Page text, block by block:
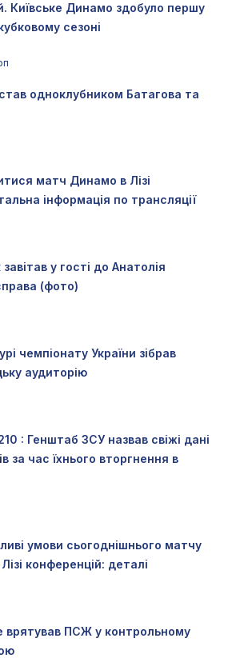
Київське Динамо здобуло першу
сезоні
одноклубником Батагова та
матч Динамо в Лізі
інформація по трансляції
у гості до Анатолія
(фото)
чемпіонату України зібрав
аудиторію
: Генштаб ЗСУ назвав свіжі дані
за час їхнього вторгнення в
умови сьогоднішнього матчу
конференцій: деталі
врятував ПСЖ у контрольному